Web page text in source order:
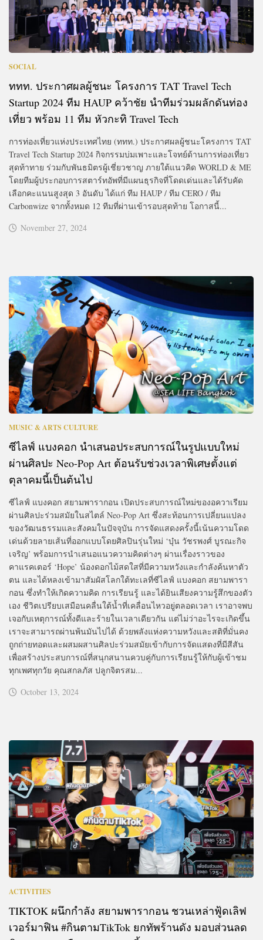
SOCIAL
ททท. ประกาศผลผู้ชนะ โครงการ TAT Travel Tech
Startup 2024 ทีม HAUP คว้าชัย นำทีมร่วมผลักดันท่อง
เที่ยว พร้อม 11 ทีม หัวกะทิ Travel Tech
การท่องเที่ยวแห่งประเทศไทย (ททท.) ประกาศผลผู้ชนะโครงการ TAT
Travel Tech Startup 2024 กิจกรรมบ่มเพาะและโจทย์ด้านการท่องเที่ยว
สุดท้าทาย ร่วมกับพันธมิตรผู้เชี่ยวชาญ ภายใต้แนวคิด WORLD & ME
โดยทีมผู้ประกอบการสตาร์ทอัพที่มีแผนธุรกิจที่โดดเด่นและได้รับคัด
เลือกคะแนนสูงสุด 3 อันดับ ได้แก่ ทีม HAUP / ทีม CERO / ทีม
Carbonwize จากทั้งหมด 12 ทีมที่ผ่านเข้ารอบสุดท้าย โอกาสนี้...
November 27, 2024
MUSIC & ARTS CULTURE
ซีไลฟ์ แบงคอก นำเสนอประสบการณ์ในรูปแบบใหม่
ผ่านศิลปะ Neo-Pop Art ต้อนรับช่วงเวลาพิเศษตั้งแต่
ตุลาคมนี้เป็นต้นไป
ซีไลฟ์ แบงคอก สยามพารากอน เปิดประสบการณ์ใหม่ของอควาเรียม
ผ่านศิลปะร่วมสมัยในสไตล์ Neo-Pop Art ซึ่งสะท้อนการเปลี่ยนแปลง
ของวัฒนธรรมและสังคมในปัจจุบัน การจัดแสดงครั้งนี้เน้นความโดด
เด่นด้วยลายเส้นที่ออกแบบโดยศิลปินรุ่นใหม่ ‘บุ๋น วัชรพงศ์ บูรณะกิจ
เจริญ’ พร้อมการนำเสนอแนวความคิดต่างๆ ผ่านเรื่องราวของ
คาแรคเตอร์ ‘Hope’ น้องดอกไม้สดใสที่มีความหวังและกำลังค้นหาตัว
ตน และได้หลงเข้ามาสัมผัสโลกใต้ทะเลที่ซีไลฟ์ แบงคอก สยามพารา
กอน ซึ่งทำให้เกิดความคิด การเรียนรู้ และได้ยินเสียงความรู้สึกของตัว
เอง ชีวิตเปรียบเสมือนคลื่นใต้น้ำที่เคลื่อนไหวอยู่ตลอดเวลา เราอาจพบ
เจอกับเหตุการณ์ทั้งดีและร้ายในเวลาเดียวกัน แต่ไม่ว่าอะไรจะเกิดขึ้น
เราจะสามารถผ่านพ้นมันไปได้ ด้วยพลังแห่งความหวังและสติที่มั่นคง
ถูกถ่ายทอดและผสมผสานศิลปะร่วมสมัยเข้ากับการจัดแสดงที่มีสีสัน
เพื่อสร้างประสบการณ์ที่สนุกสนานควบคู่กับการเรียนรู้ให้กับผู้เข้าชม
ทุกเพศทุกวัย คุณสกลภัส ปลูกจิตรสม...
October 13, 2024
ACTIVITIES
TIKTOK ผนึกกำลัง สยามพารากอน ชวนเหล่าฟู้ดเลิฟ
เวอร์มาฟิน #กินตามTikTok ยกทัพร้านดัง มอบส่วนลด